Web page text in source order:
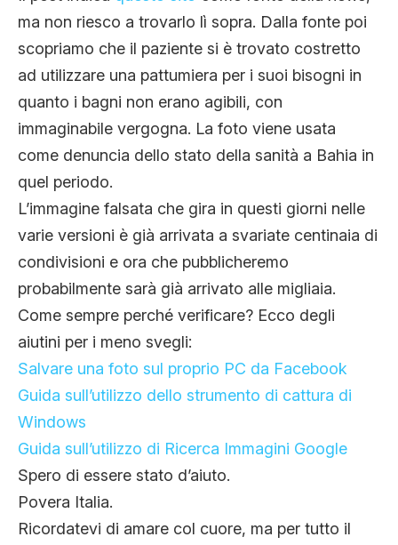
ma non riesco a trovarlo lì sopra. Dalla fonte poi
scopriamo che il paziente si è trovato costretto
ad utilizzare una pattumiera per i suoi bisogni in
quanto i bagni non erano agibili, con
immaginabile vergogna. La foto viene usata
come denuncia dello stato della sanità a Bahia in
quel periodo.
L’immagine falsata che gira in questi giorni nelle
varie versioni è già arrivata a svariate centinaia di
condivisioni e ora che pubblicheremo
probabilmente sarà già arrivato alle migliaia.
Come sempre perché verificare? Ecco degli
aiutini per i meno svegli:
Salvare una foto sul proprio PC da Facebook
Guida sull’utilizzo dello strumento di cattura di
Windows
Guida sull’utilizzo di Ricerca Immagini Google
Spero di essere stato d’aiuto.
Povera Italia.
Ricordatevi di amare col cuore, ma per tutto il